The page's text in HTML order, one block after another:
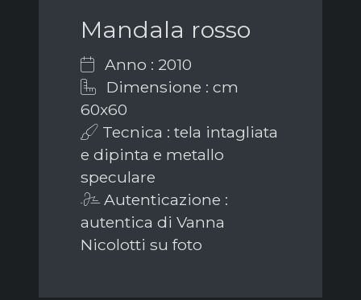
Mandala rosso
Anno : 2010
Dimensione : cm
60x60
Tecnica : tela intagliata
e dipinta e metallo
speculare
Autenticazione :
autentica di Vanna
Nicolotti su foto